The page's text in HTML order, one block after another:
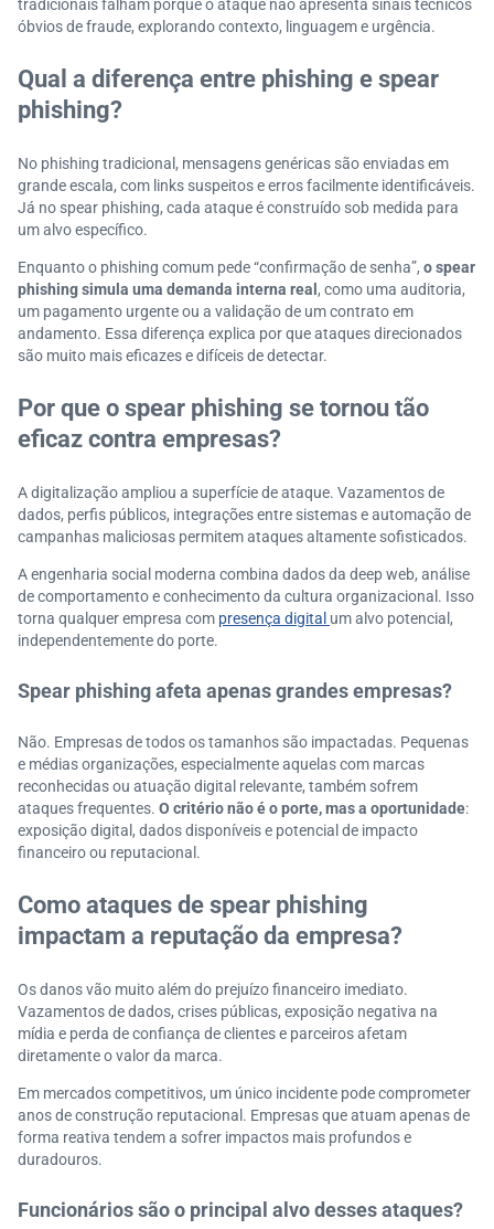
tradicionais falham porque o ataque não apresenta sinais técnicos
óbvios de fraude, explorando contexto, linguagem e urgência.
Qual a diferença entre phishing e spear
phishing?
No phishing tradicional, mensagens genéricas são enviadas em
grande escala, com links suspeitos e erros facilmente identificáveis.
Já no spear phishing, cada ataque é construído sob medida para
um alvo específico.
Enquanto o phishing comum pede “confirmação de senha”, o spear
phishing simula uma demanda interna real , como uma auditoria,
um pagamento urgente ou a validação de um contrato em
andamento. Essa diferença explica por que ataques direcionados
são muito mais eficazes e difíceis de detectar.
Por que o spear phishing se tornou tão
eficaz contra empresas?
A digitalização ampliou a superfície de ataque. Vazamentos de
dados, perfis públicos, integrações entre sistemas e automação de
campanhas maliciosas permitem ataques altamente sofisticados.
A engenharia social moderna combina dados da deep web, análise
de comportamento e conhecimento da cultura organizacional. Isso
torna qualquer empresa com presença digital um alvo potencial,
independentemente do porte.
Spear phishing afeta apenas grandes empresas?
Não. Empresas de todos os tamanhos são impactadas. Pequenas
e médias organizações, especialmente aquelas com marcas
reconhecidas ou atuação digital relevante, também sofrem
ataques frequentes. O critério não é o porte, mas a oportunidade:
exposição digital, dados disponíveis e potencial de impacto
financeiro ou reputacional.
Como ataques de spear phishing
impactam a reputação da empresa?
Os danos vão muito além do prejuízo financeiro imediato.
Vazamentos de dados, crises públicas, exposição negativa na
mídia e perda de confiança de clientes e parceiros afetam
diretamente o valor da marca.
Em mercados competitivos, um único incidente pode comprometer
anos de construção reputacional. Empresas que atuam apenas de
forma reativa tendem a sofrer impactos mais profundos e
duradouros.
Funcionários são o principal alvo desses ataques?